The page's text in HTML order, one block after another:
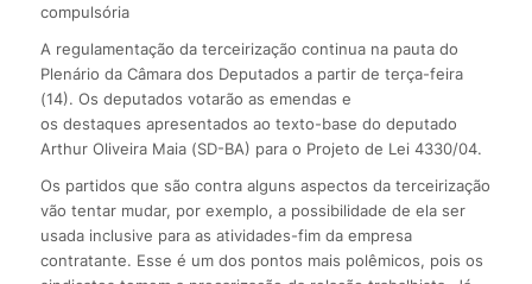
compulsória
A regulamentação da terceirização continua na pauta do
Plenário da Câmara dos Deputados a partir de terça-feira
(14). Os deputados votarão as emendas e
os destaques apresentados ao texto-base do deputado
Arthur Oliveira Maia (SD-BA) para o Projeto de Lei 4330/04.
Os partidos que são contra alguns aspectos da terceirização
vão tentar mudar, por exemplo, a possibilidade de ela ser
usada inclusive para as atividades-fim da empresa
contratante. Esse é um dos pontos mais polêmicos, pois os